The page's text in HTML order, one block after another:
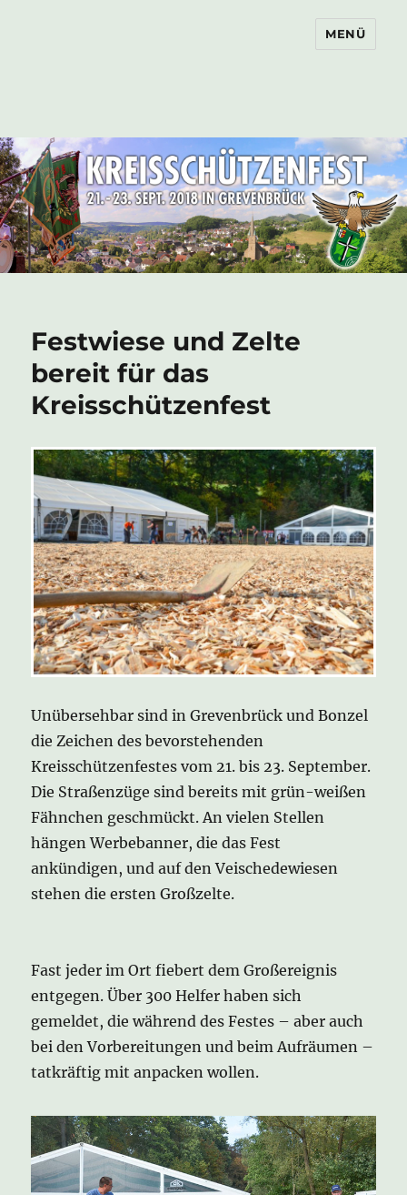
MENÜ
Festwiese und Zelte
bereit für das
Kreisschützenfest
Unübersehbar sind in Grevenbrück und Bonzel
die Zeichen des bevorstehenden
Kreisschützenfestes vom 21. bis 23. September.
Die Straßenzüge sind bereits mit grün-weißen
Fähnchen geschmückt. An vielen Stellen
hängen Werbebanner, die das Fest
ankündigen, und auf den Veischedewiesen
stehen die ersten Großzelte.
Fast jeder im Ort fiebert dem Großereignis
entgegen. Über 300 Helfer haben sich
gemeldet, die während des Festes – aber auch
bei den Vorbereitungen und beim Aufräumen –
tatkräftig mit anpacken wollen.